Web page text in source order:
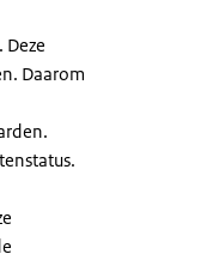
Daarom